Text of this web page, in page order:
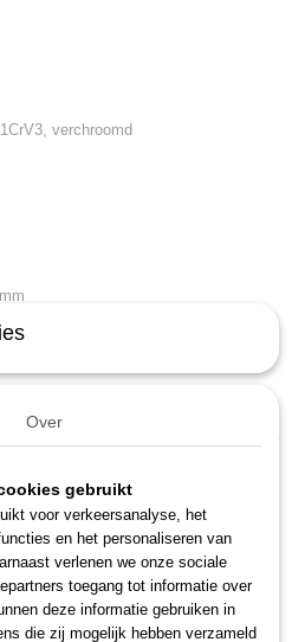
verchroomd
Over
gebruikt
voor verkeersanalyse, het
en het personaliseren van
verlenen we onze sociale
toegang tot informatie over
deze informatie gebruiken in
die zij mogelijk hebben verzameld